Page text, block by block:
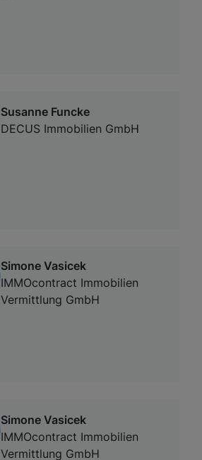
Susanne Funcke
DECUS Immobilien GmbH
Simone Vasicek
IMMOcontract Immobilien
Vermittlung GmbH
Simone Vasicek
IMMOcontract Immobilien
Vermittlung GmbH